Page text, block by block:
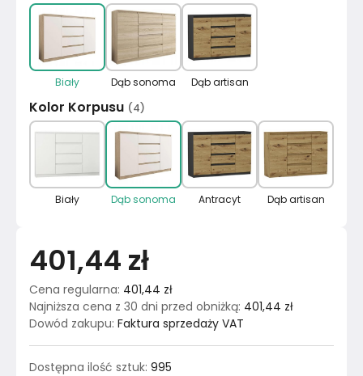
401,44 zł
Cena regularna: 401,44 zł
Najniższa cena z 30 dni przed obniżką: 401,44 zł
Dowód zakupu: Faktura sprzedaży VAT
Dostępna ilość sztuk: 995
Biały Dąb sonoma Dąb artisan
Kolor Korpusu (4)
Biały Dąb sonoma Antracyt Dąb artisan